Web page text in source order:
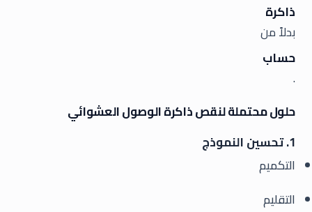
ذاكرة
بدلاً من
حساب
.
حلول محتملة لنقص ذاكرة الوصول العشوائي
1. تحسين النموذج
التكميم
التقليم